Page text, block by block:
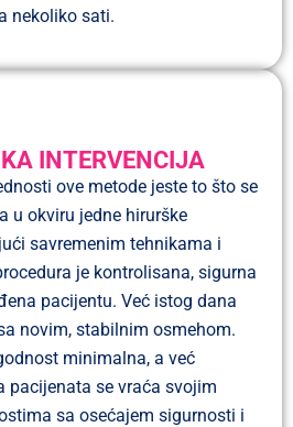
nekoliko sati.
INTERVENCIJA
ove metode jeste to što se
u okviru jedne hirurške
savremenim tehnikama i
je kontrolisana, sigurna
pacijentu. Već istog dana
novim, stabilnim osmehom.
minimalna, a već
pacijenata se vraća svojim
sa osećajem sigurnosti i